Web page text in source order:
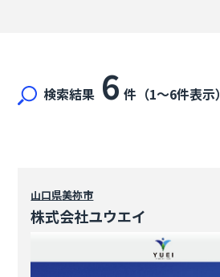
検索結果 6 件（1〜6件表示）
山口県美祢市
株式会社ユウエイ